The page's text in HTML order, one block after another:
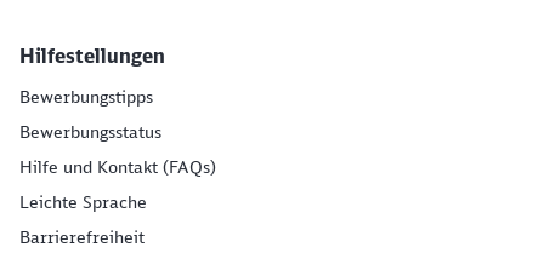
Hilfestellungen
Bewerbungstipps
Bewerbungsstatus
Hilfe und Kontakt (FAQs)
Leichte Sprache
Barrierefreiheit